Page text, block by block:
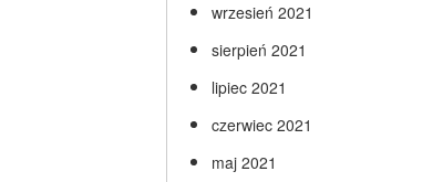
wrzesień 2021
sierpień 2021
lipiec 2021
czerwiec 2021
maj 2021